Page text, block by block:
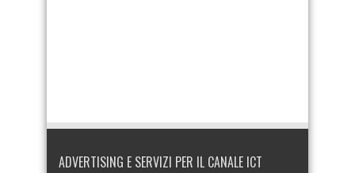
ADVERTISING E SERVIZI PER IL CANALE ICT